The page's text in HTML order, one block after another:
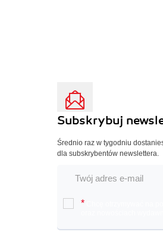
Subskrybuj
Średnio raz w tygodniu
dla subskrybentów newslettera.
*